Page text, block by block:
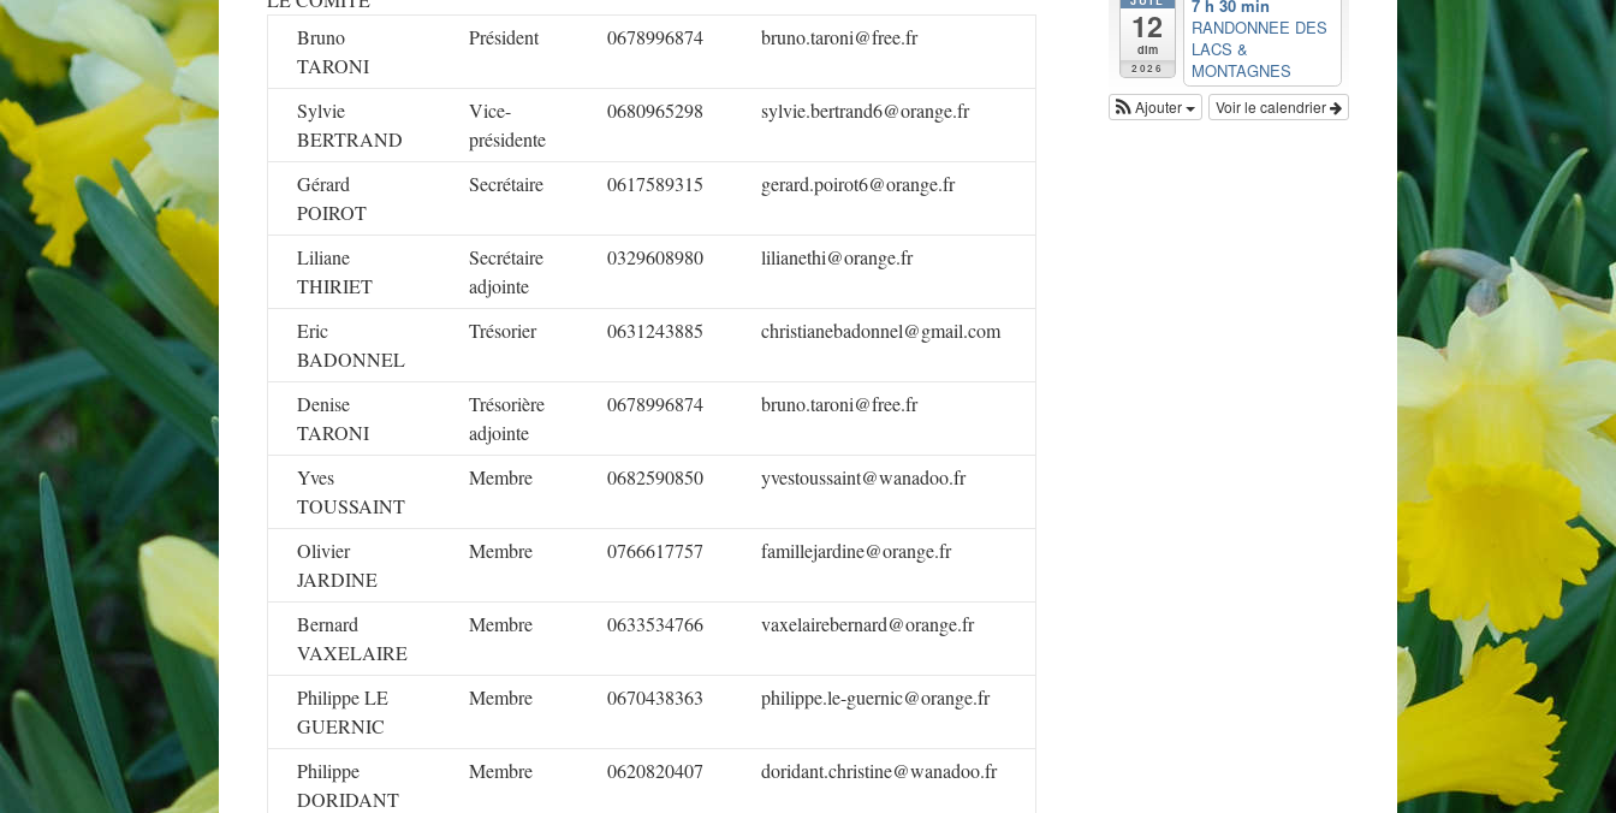
Bruno
TARONI
Président 0678996874 bruno.taroni@free.fr
Sylvie
BERTRAND
Vice-
présidente
0680965298 sylvie.bertrand6@orange.fr
Gérard
POIROT
Secrétaire 0617589315 gerard.poirot6@orange.fr
Liliane
THIRIET
Secrétaire
adjointe
0329608980 lilianethi@orange.fr
Eric
BADONNEL
Trésorier 0631243885 christianebadonnel@gmail.com
Denise
TARONI
Trésorière
adjointe
0678996874 bruno.taroni@free.fr
Yves
TOUSSAINT
Membre 0682590850 yvestoussaint@wanadoo.fr
Olivier
JARDINE
Membre 0766617757 famillejardine@orange.fr
Bernard
VAXELAIRE
Membre 0633534766 vaxelairebernard@orange.fr
Philippe LE
GUERNIC
Membre 0670438363 philippe.le-guernic@orange.fr
Philippe
DORIDANT
Membre 0620820407 doridant.christine@wanadoo.fr
12
dim
2026
7 h 30 min
RANDONNEE DES
LACS &
MONTAGNES
Voir le calendrier
Ajouter